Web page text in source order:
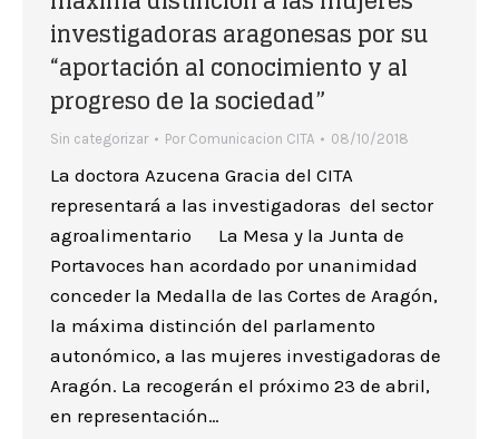
investigadoras aragonesas por su
“aportación al conocimiento y al
progreso de la sociedad”
Sin categorizar Por Comunicacion CITA 08/10/2018
La doctora Azucena Gracia del CITA
representará a las investigadoras del sector
agroalimentario La Mesa y la Junta de
Portavoces han acordado por unanimidad
conceder la Medalla de las Cortes de Aragón,
la máxima distinción del parlamento
autonómico, a las mujeres investigadoras de
Aragón. La recogerán el próximo 23 de abril,
en representación…